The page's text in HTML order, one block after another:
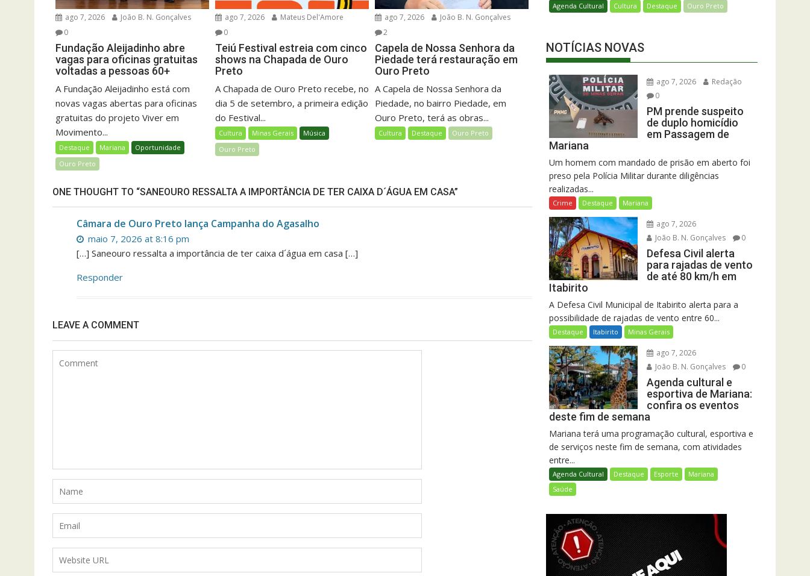
ago 7, 2026
João B. N. Gonçalves
0
Fundação Aleijadinho abre
vagas para oficinas gratuitas
voltadas a pessoas 60+
A Fundação Aleijadinho está com
novas vagas abertas para oficinas
gratuitas do projeto Viver em
Movimento...
Destaque Mariana
Oportunidade
Ouro Preto
ago 7, 2026
Mateus Del'Amore
0
Teiú Festival estreia com cinco
shows na Chapada de Ouro
Preto
A Chapada de Ouro Preto recebe, no
dia 5 de setembro, a primeira edição
do Festival...
Cultura Minas Gerais
Música
Ouro Preto
ago 7, 2026
João B. N. Gonçalves
2
Capela de Nossa Senhora da
Piedade terá restauração em
Ouro Preto
A Capela de Nossa Senhora da
Piedade, no bairro Piedade, em
Ouro Preto, terá as obras...
Cultura Destaque Ouro Preto
ONE THOUGHT TO “SANEOURO RESSALTA A IMPORTÂNCIA DE TER CAIXA D´ÁGUA EM CASA”
Câmara de Ouro Preto lança Campanha do Agasalho
maio 7, 2026 at 8:16 pm
[…] Saneouro ressalta a importância de ter caixa d´água em casa […]
Responder
LEAVE A COMMENT
Agenda Cultural Cultura Destaque Ouro Preto
NOTÍCIAS NOVAS
ago 7, 2026
Redação
0
PM prende suspeito
de duplo homicídio
em Passagem de
Mariana
Um homem com mandado de prisão em aberto foi
preso pela Polícia Militar durante diligências
realizadas...
Crime Destaque Mariana
ago 7, 2026
João B. N. Gonçalves
0
Defesa Civil alerta
para rajadas de vento
de até 80 km/h em
Itabirito
A Defesa Civil Municipal de Itabirito alerta para a
possibilidade de rajadas de vento entre 60...
Destaque Itabirito Minas Gerais
ago 7, 2026
João B. N. Gonçalves
0
Agenda cultural e
esportiva de Mariana:
confira os eventos
deste fim de semana
Mariana terá uma programação cultural, esportiva e
de serviços neste fim de semana, com atividades
entre...
Agenda Cultural Destaque Esporte
Mariana
Saúde